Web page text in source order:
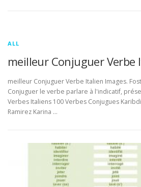
ALL
meilleur Conjuguer Verbe
meilleur Conjuguer Verbe Italien Images.
Conjuguer le verbe parlare à l'indicatif,
Verbes Italiens 100 Verbes Conjugues
Ramirez Karina …